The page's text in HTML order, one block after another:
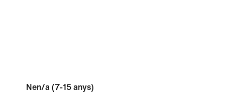
Nen/a (7-15 anys)